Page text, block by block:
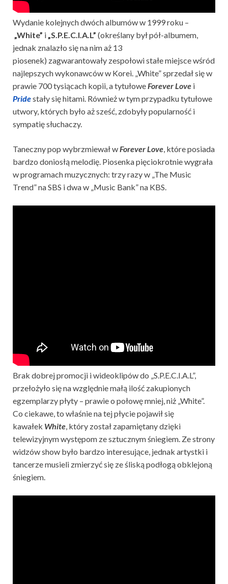
Wydanie kolejnych dwóch albumów w 1999 roku –
„White” i„S.P.E.C.I.A.L” (określany był pół-albumem,
jednak znalazło się na nim aż 13
piosenek) zagwarantowały zespołowi stałe miejsce wśród
najlepszych wykonawców w Korei. „White” sprzedał się w
prawie 700 tysiącach kopii, a tytułoweForever Love i
Pridestały się hitami. Również w tym przypadku tytułowe
utwory, których było aż sześć, zdobyły popularność i
sympatię słuchaczy.
Taneczny pop wybrzmiewał wForever Love, które posiada
bardzo doniosłą melodię. Piosenka pięciokrotnie wygrała
w programach muzycznych: trzy razy w „The Music
Trend” na SBS i dwa w „Music Bank” na KBS.
Brak dobrej promocji i wideoklipów do „S.P.E.C.I.A.L”,
przełożyło się na względnie małą ilość zakupionych
egzemplarzy płyty – prawie o połowę mniej, niż „White”.
Co ciekawe, to właśnie na tej płycie pojawił się
kawałek White, który został zapamiętany dzięki
telewizyjnym występom ze sztucznym śniegiem. Ze strony
widzów show było bardzo interesujące, jednak artystki i
tancerze musieli zmierzyć się ze śliską podłogą obklejoną
śniegiem.